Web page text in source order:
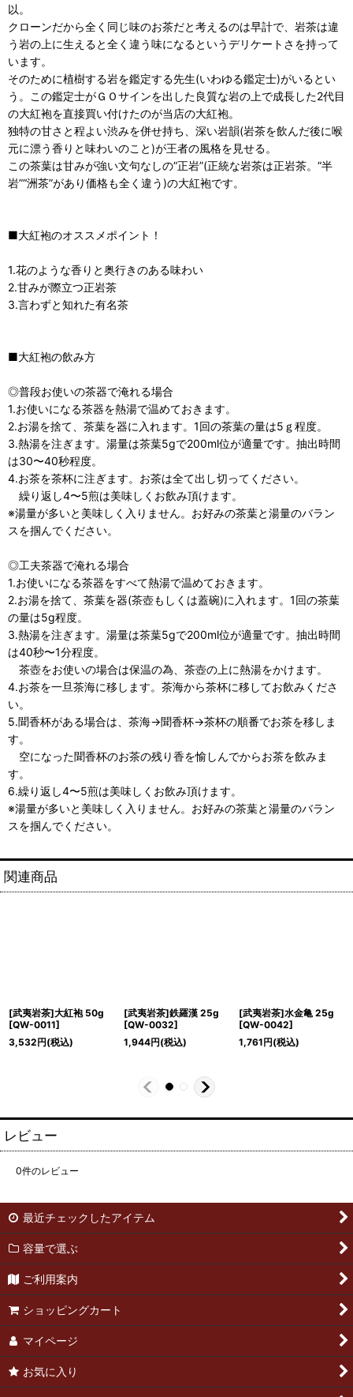
以。
クローンだから全く同じ味のお茶だと考えるのは早計で、岩茶は違
う岩の上に生えると全く違う味になるというデリケートさを持って
います。
そのために植樹する岩を鑑定する先生(いわゆる鑑定士)がいるとい
う。この鑑定士がＧＯサインを出した良質な岩の上で成長した2代目
の大紅袍を直接買い付けたのが当店の大紅袍。
独特の甘さと程よい渋みを併せ持ち、深い岩韻(岩茶を飲んだ後に喉
元に漂う香りと味わいのこと)が王者の風格を見せる。
この茶葉は甘みが強い文句なしの“正岩”(正統な岩茶は正岩茶。“半
岩”“洲茶”があり価格も全く違う)の大紅袍です。
■大紅袍のオススメポイント！
1.花のような香りと奥行きのある味わい
2.甘みが際立つ正岩茶
3.言わずと知れた有名茶
■大紅袍の飲み方
◎普段お使いの茶器で淹れる場合
1.お使いになる茶器を熱湯で温めておきます。
2.お湯を捨て、茶葉を器に入れます。1回の茶葉の量は5ｇ程度。
3.熱湯を注ぎます。湯量は茶葉5gで200ml位が適量です。抽出時間
は30〜40秒程度。
4.お茶を茶杯に注ぎます。お茶は全て出し切ってください。
繰り返し4〜5煎は美味しくお飲み頂けます。
※湯量が多いと美味しく入りません。お好みの茶葉と湯量のバラン
スを掴んでください。
◎工夫茶器で淹れる場合
1.お使いになる茶器をすべて熱湯で温めておきます。
2.お湯を捨て、茶葉を器(茶壺もしくは蓋碗)に入れます。1回の茶葉
の量は5g程度。
3.熱湯を注ぎます。湯量は茶葉5gで200ml位が適量です。抽出時間
は40秒〜1分程度。
茶壺をお使いの場合は保温の為、茶壺の上に熱湯をかけます。
4.お茶を一旦茶海に移します。茶海から茶杯に移してお飲みくださ
い。
5.聞香杯がある場合は、茶海→聞香杯→茶杯の順番でお茶を移しま
す。
空になった聞香杯のお茶の残り香を愉しんでからお茶を飲みま
す。
6.繰り返し4〜5煎は美味しくお飲み頂けます。
※湯量が多いと美味しく入りません。お好みの茶葉と湯量のバラン
スを掴んでください。
関連商品
[武夷岩茶]大紅袍 50g
[QW-0011]
3,532円(税込)
[武夷岩茶]鉄羅漢 25g
[QW-0032]
1,944円(税込)
[武夷岩茶]水金亀 25g
[QW-0042]
1,761円(税込)
レビュー
0件のレビュー
最近チェックしたアイテム
容量で選ぶ
ご利用案内
ショッピングカート
マイページ
お気に入り